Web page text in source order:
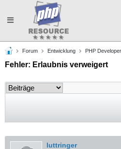
Toggle
navigation
Forum Entwicklung PHP
Fehler: Erlaubnis verweigert
luttringer